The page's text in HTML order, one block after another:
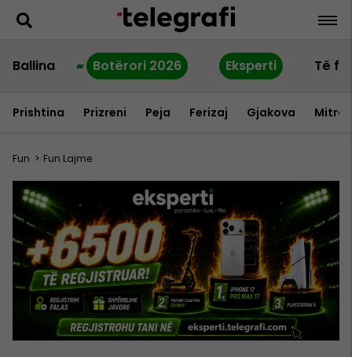
Ballina Botërori 2026 Eksperti Të
Prishtina Prizreni Peja Ferizaj Gjakova
Fun > Fun Lajme